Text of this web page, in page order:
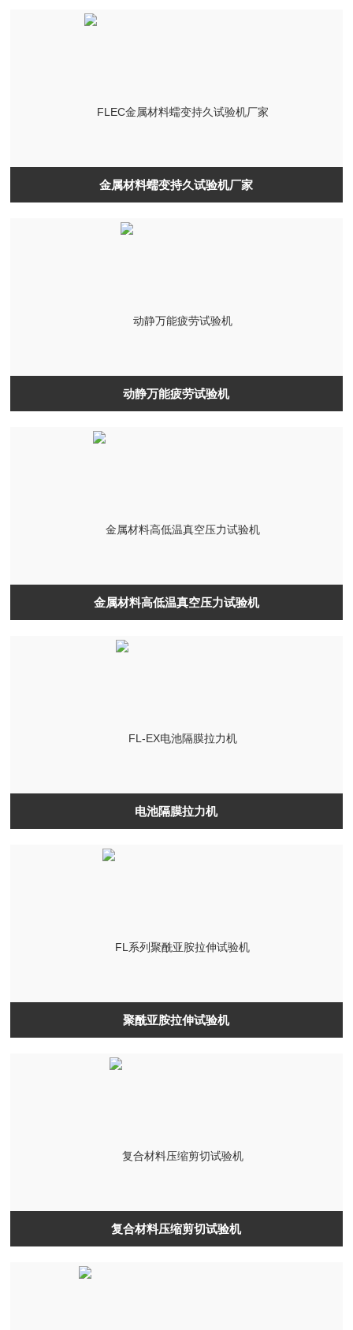
金属材料蠕变持久试验机厂家
动静万能疲劳试验机
金属材料高低温真空压力试验机
电池隔膜拉力机
聚酰亚胺拉伸试验机
复合材料压缩剪切试验机